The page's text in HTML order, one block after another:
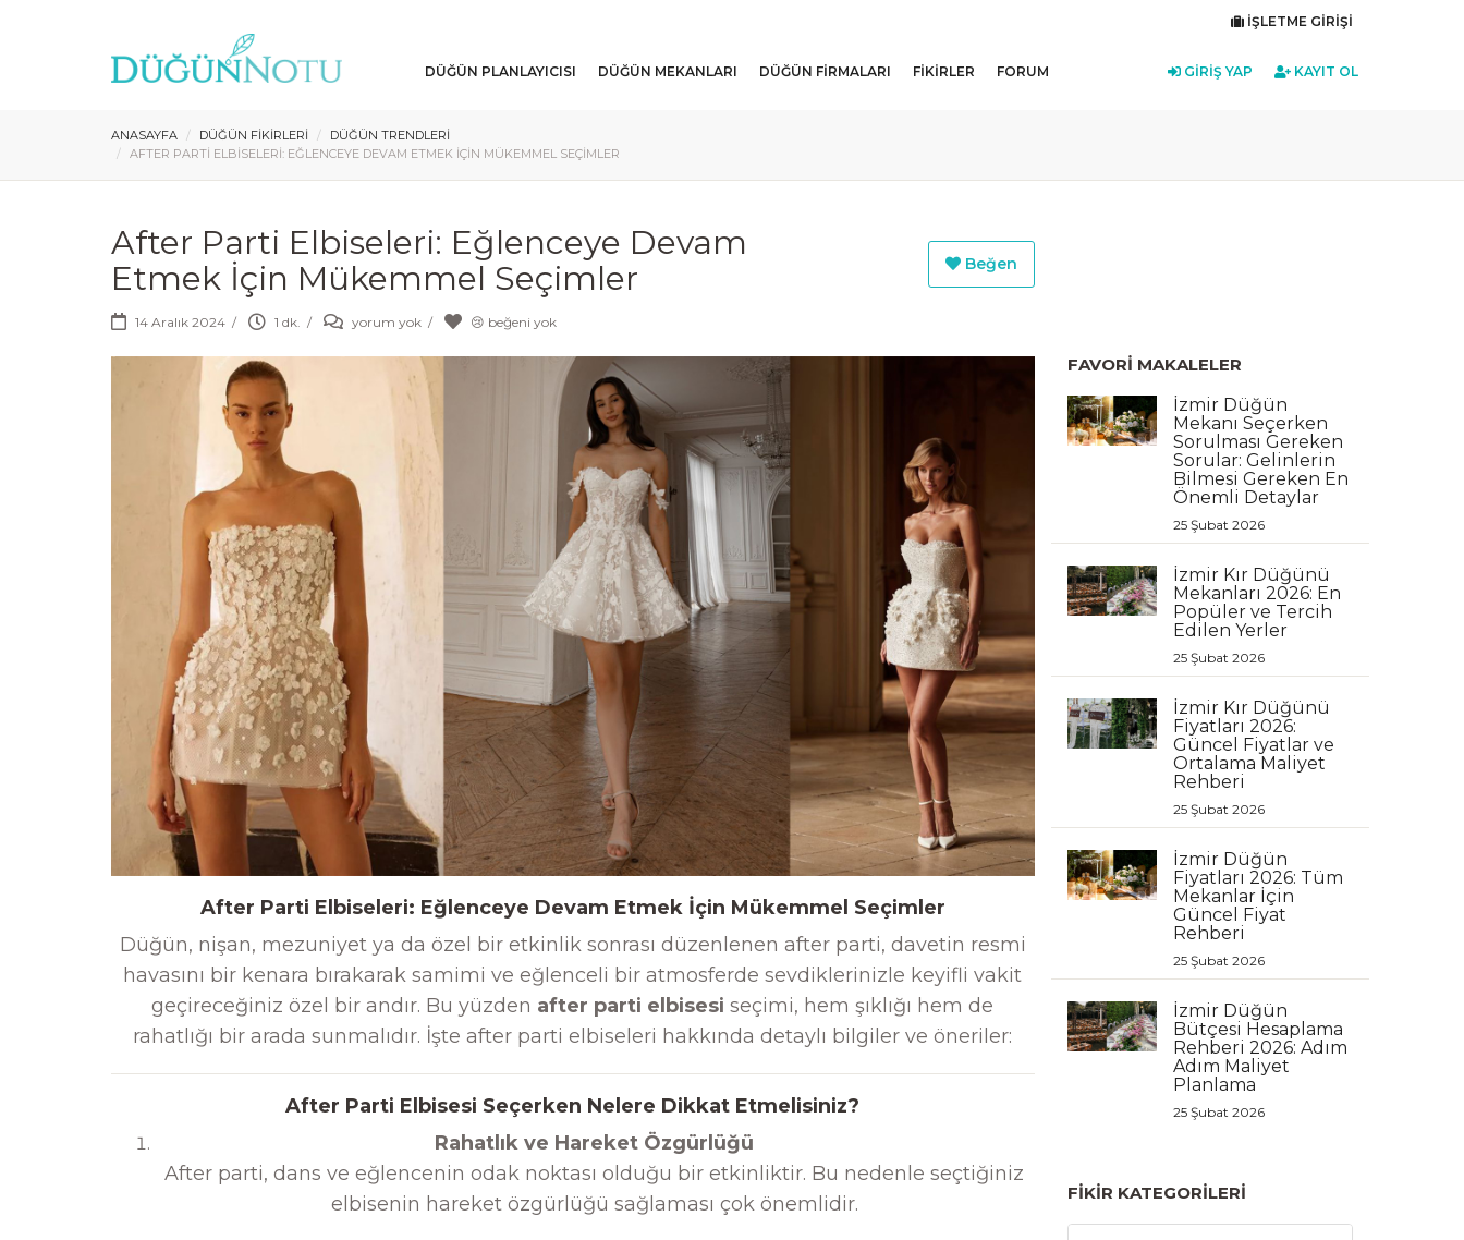
İŞLETME GIRIŞI
DÜĞÜN PLANLAYICISI DÜĞÜN MEKANLARI DÜĞÜN FIRMALARI FIKIRLER FORUM KAYIT OL
GIRIŞ YAP
ANASAYFA DÜĞÜN FIKIRLERI
DÜĞÜN TRENDLERI
AFTER PARTI ELBISELERI: EĞLENCEYE DEVAM ETMEK İÇIN MÜKEMMEL SEÇIMLER
After Parti Elbiseleri: Eğlenceye Devam
Etmek İçin Mükemmel Seçimler
14 Aralık 2024 / 1 dk. / yorum yok / 😢 beğeni yok
Beğen
After Parti Elbiseleri: Eğlenceye Devam Etmek İçin Mükemmel Seçimler
Düğün, nişan, mezuniyet ya da özel bir etkinlik sonrası düzenlenen after parti, davetin resmi
havasını bir kenara bırakarak samimi ve eğlenceli bir atmosferde sevdiklerinizle keyifli vakit
geçireceğiniz özel bir andır. Bu yüzden after parti elbisesi seçimi, hem şıklığı hem de
rahatlığı bir arada sunmalıdır. İşte after parti elbiseleri hakkında detaylı bilgiler ve öneriler:
After Parti Elbisesi Seçerken Nelere Dikkat Etmelisiniz?
Rahatlık ve Hareket Özgürlüğü
After parti, dans ve eğlencenin odak noktası olduğu bir etkinliktir. Bu nedenle seçtiğiniz
elbisenin hareket özgürlüğü sağlaması çok önemlidir.
FAVORI MAKALELER
İzmir Düğün
Mekanı Seçerken
Sorulması Gereken
Sorular: Gelinlerin
Bilmesi Gereken En
Önemli Detaylar
25 Şubat 2026
İzmir Kır Düğünü
Mekanları 2026: En
Popüler ve Tercih
Edilen Yerler
25 Şubat 2026
İzmir Kır Düğünü
Fiyatları 2026:
Güncel Fiyatlar ve
Ortalama Maliyet
Rehberi
25 Şubat 2026
İzmir Düğün
Fiyatları 2026: Tüm
Mekanlar İçin
Güncel Fiyat
Rehberi
25 Şubat 2026
İzmir Düğün
Bütçesi Hesaplama
Rehberi 2026: Adım
Adım Maliyet
Planlama
25 Şubat 2026
FIKIR KATEGORILERI